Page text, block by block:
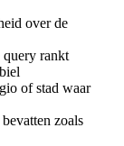
over de
rankt
of stad waar
zoals